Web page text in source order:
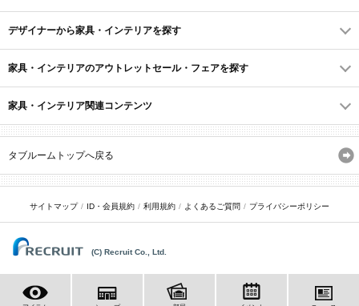
デザイナーから家具・インテリアを探す
家具・インテリアのアウトレットセール・フェアを探す
家具・インテリア関連コンテンツ
タブルームトップへ戻る
サイトマップ ID・会員規約 利用規約 よくあるご質問 プライバシーポリシー
(C) Recruit Co., Ltd.